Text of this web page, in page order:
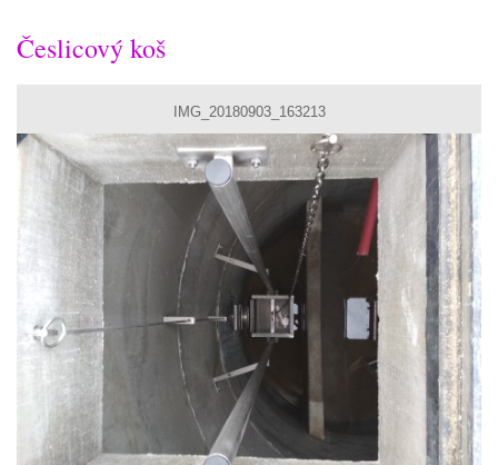
Česlicový koš
IMG_20180903_163213